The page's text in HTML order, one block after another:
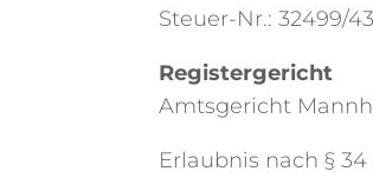
Steuer-Nr.: 32499/
Registergericht
Amtsgericht
Erlaubnis nach §